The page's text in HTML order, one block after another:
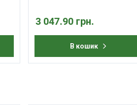
3 047.90 грн.
В кошик